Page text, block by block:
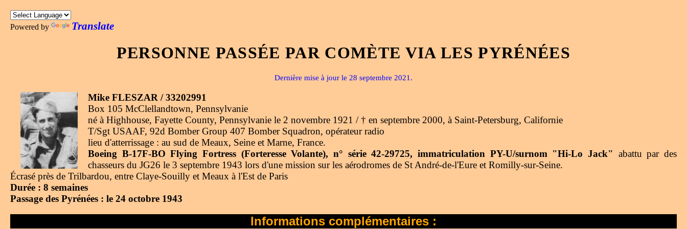
Powered by Translate
PERSONNE PASSÉE PAR COMÈTE VIA LES PYRÉNÉES
Dernière mise à jour le 28 septembre 2021.
Mike FLESZAR / 33202991
Box 105 McClellandtown, Pennsylvanie
né à Highhouse, Fayette County, Pennsylvanie le 2 novembre 1921 / † en septembre 2000, à Saint-Petersburg, Californie
T/Sgt USAAF, 92d Bomber Group 407 Bomber Squadron, opérateur radio
lieu d'atterrissage : au sud de Meaux, Seine et Marne, France.
Boeing B-17F-BO Flying Fortress (Forteresse Volante), n° série 42-29725, immatriculation PY-U/surnom "Hi-Lo Jack" abattu par des
chasseurs du JG26 le 3 septembre 1943 lors d'une mission sur les aérodromes de St André-de-l'Eure et Romilly-sur-Seine.
Écrasé près de Trilbardou, entre Claye-Souilly et Meaux à l'Est de Paris
Durée : 8 semaines
Passage des Pyrénées : le 24 octobre 1943
Informations complémentaires :